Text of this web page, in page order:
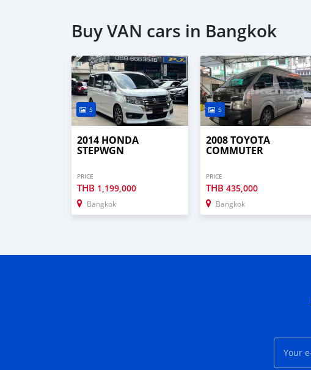
Buy VAN cars in Bangkok
5
2014 HONDA
STEPWGN
PRICE
THB 1,199,000
Bangkok
5
2008 TOYOTA
COMMUTER
PRICE
THB435,000
Bangkok